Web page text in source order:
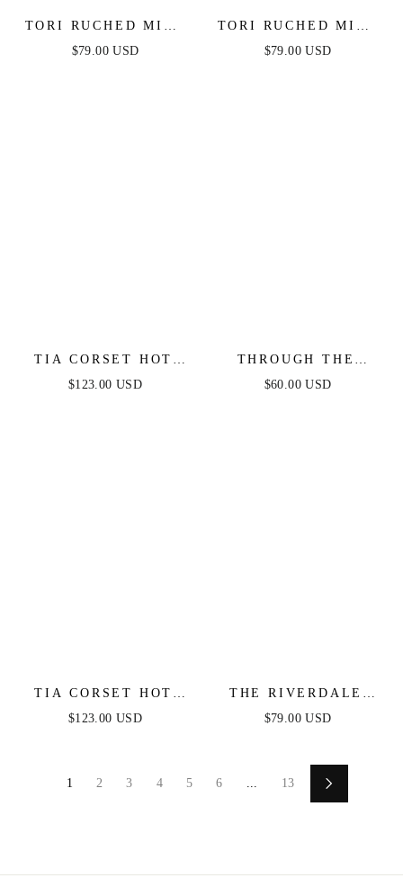
TORI RUCHED MINI
DRESS - HOT PINK
$79.00 USD
TORI RUCHED MINI
DRESS - BLACK
$79.00 USD
TIA CORSET HOT
STONE MINI -
$123.00 USD
THROUGH THE
GARDEN WOVEN
$60.00 USD
TIA CORSET HOT
STONE MINI -
$123.00 USD
THE RIVERDALE
MINI DRESS –
$79.00 USD
1 2 3 4 5 6 ... 13